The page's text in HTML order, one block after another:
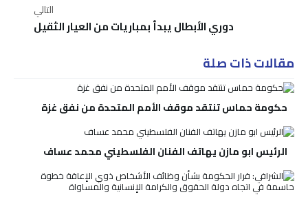
التالي
دوري الأبطال يبدأ بمباريات من العيار الثقيل
مقالات ذات صلة
حكومة حماس تنتقد موقف الأمم المتحدة من نفق غزة
الرئيس ابو مازن يهاتف الفنان الفلسطيني محمد عساف